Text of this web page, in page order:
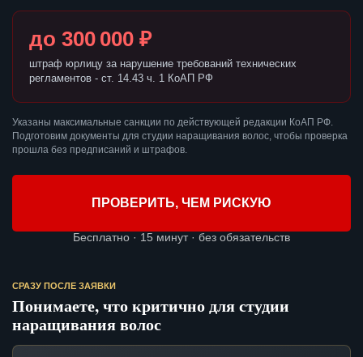
до 300 000 ₽
штраф юрлицу за нарушение требований технических
регламентов - ст. 14.43 ч. 1 КоАП РФ
Указаны максимальные санкции по действующей редакции КоАП РФ.
Подготовим документы для студии наращивания волос, чтобы проверка
прошла без предписаний и штрафов.
ПРОВЕРИТЬ, ЧЕМ РИСКУЮ
Бесплатно · 15 минут · без обязательств
СРАЗУ ПОСЛЕ ЗАЯВКИ
Понимаете, что критично для студии
наращивания волос